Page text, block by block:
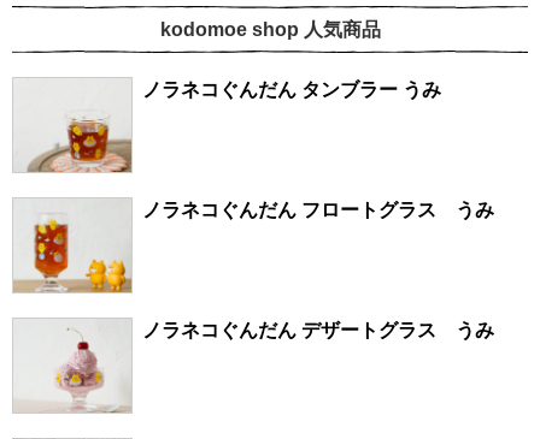
kodomoe shop 人気商品
ノラネコぐんだん タンブラー うみ
ノラネコぐんだん フロートグラス うみ
ノラネコぐんだん デザートグラス うみ